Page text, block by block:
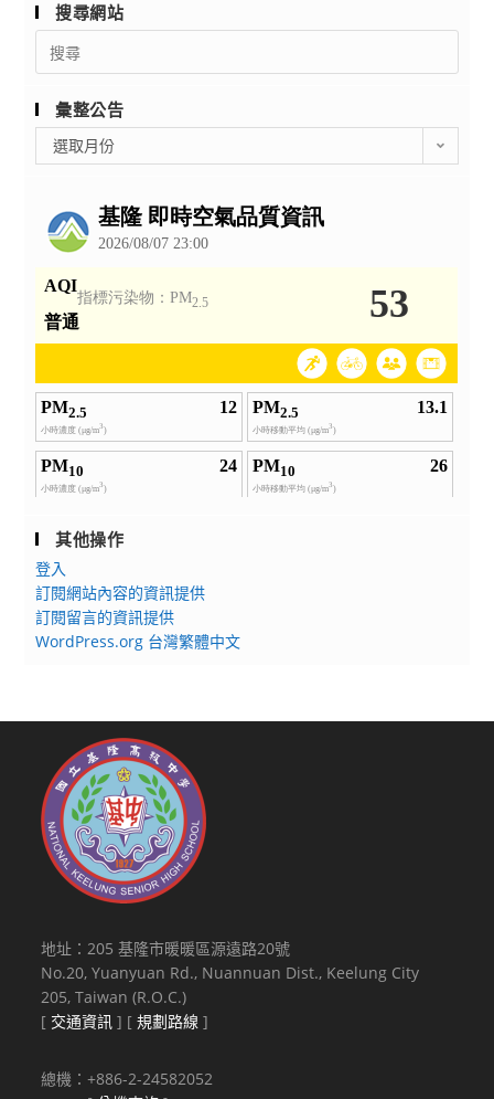
搜尋網站
Search
for:
彙整公告
整
選取月份
其他操作
登入
訂閱網站內容的資訊提供
訂閱留言的資訊提供
WordPress.org 台灣繁體中文
地址：205 基隆市暖暖區源遠路20號
No.20, Yuanyuan Rd., Nuannuan Dist., Keelung City
205, Taiwan (R.O.C.)
[ 交通資訊 ] [規劃路線 ]
總機：+886-2-24582052